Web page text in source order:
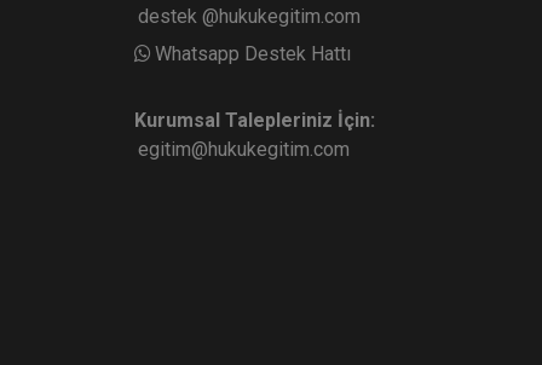
destek @hukukegitim.com
Whatsapp Destek Hattı
Kurumsal Talepleriniz İçin:
egitim@hukukegitim.com